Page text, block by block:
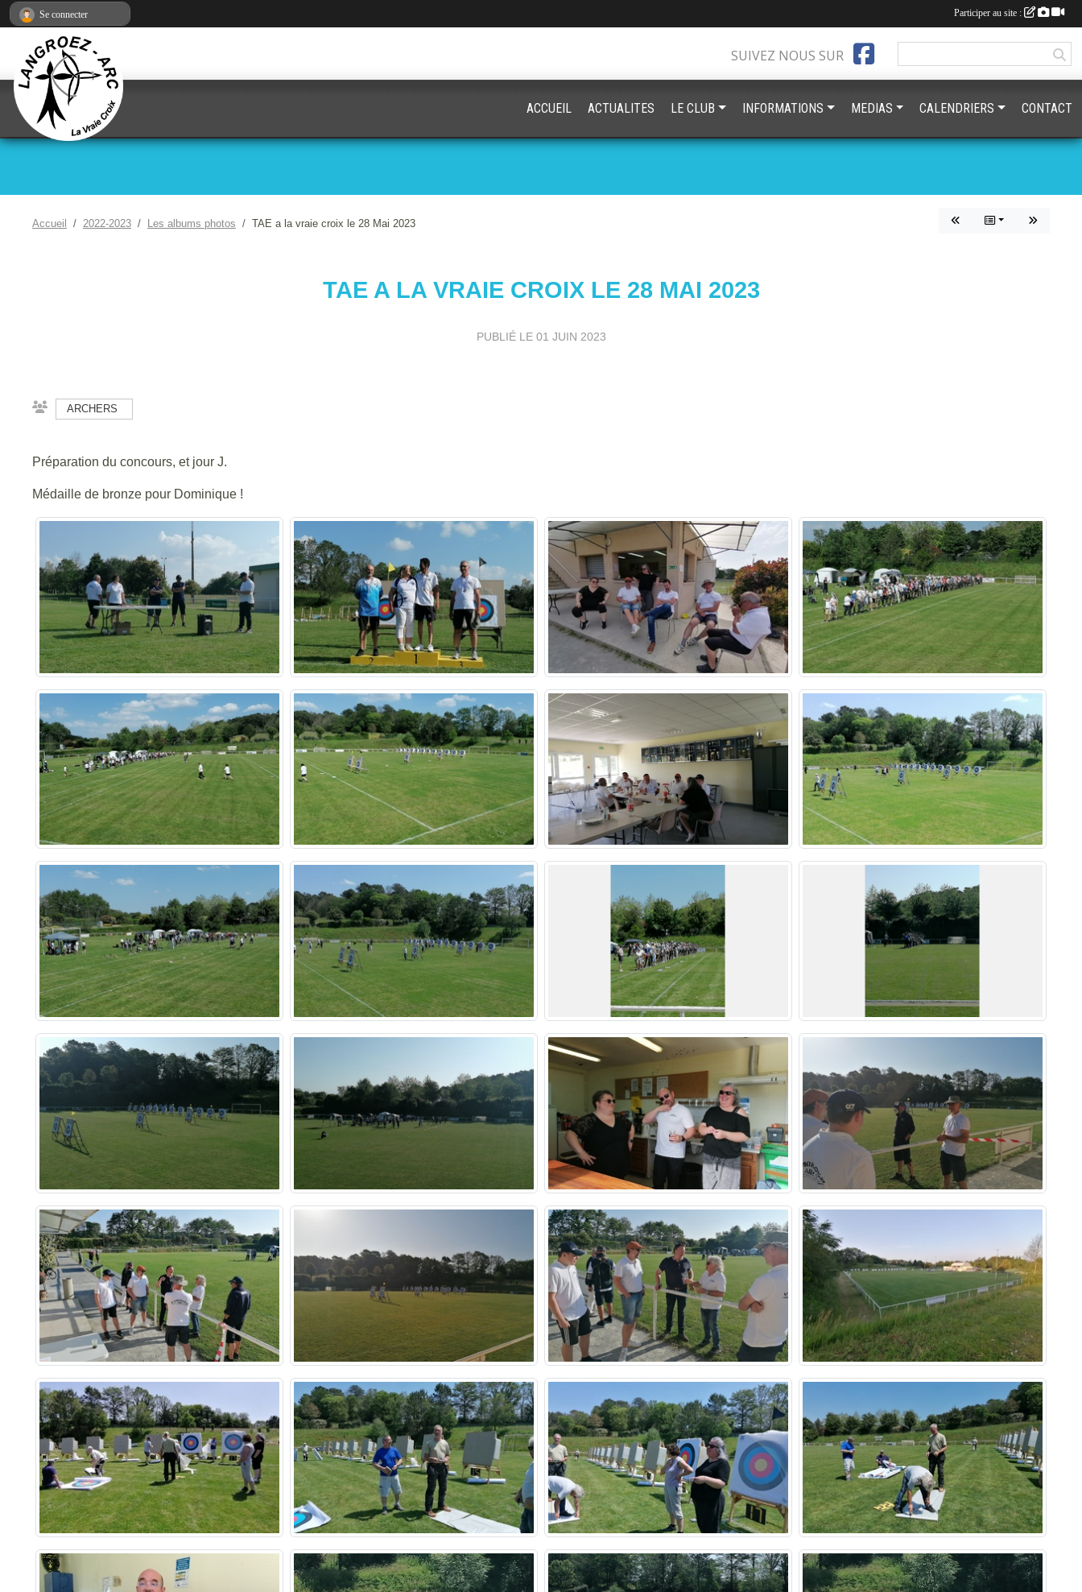
Accueil 2022-2023 Les albums photos TAE a la vraie croix le 28 Mai 2023
TAE A LA VRAIE CROIX LE 28 MAI 2023
PUBLIÉ LE 01 JUIN 2023
ARCHERS
Préparation du concours, et jour J.
Médaille de bronze pour Dominique !
SUIVEZ NOUS SUR
ACCUEIL ACTUALITES LE CLUB INFORMATIONS MEDIAS CALENDRIERS CONTACT
Se connecter Participer au site :
Panneau de gestion des cookies